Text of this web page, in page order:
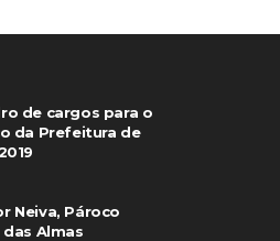
de cargos para o
da Prefeitura de
Neiva, Pároco
Almas